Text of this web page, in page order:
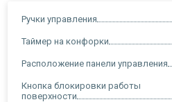
Ручки управления
Таймер на конфорки
Расположение панели управления
Кнопка блокировки работы
поверхности